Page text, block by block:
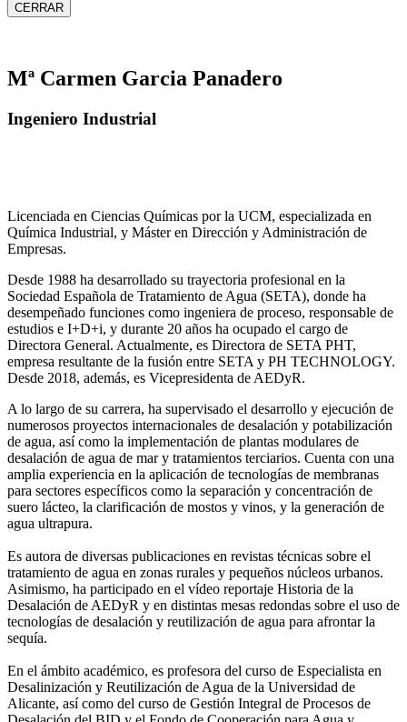
CERRAR
Mª Carmen Garcia Panadero
Ingeniero Industrial
Licenciada en Ciencias Químicas por la UCM, especializada en
Química Industrial, y Máster en Dirección y Administración de
Empresas.
Desde 1988 ha desarrollado su trayectoria profesional en la
Sociedad Española de Tratamiento de Agua (SETA), donde ha
desempeñado funciones como ingeniera de proceso, responsable de
estudios e I+D+i, y durante 20 años ha ocupado el cargo de
Directora General. Actualmente, es Directora de SETA PHT,
empresa resultante de la fusión entre SETA y PH TECHNOLOGY.
Desde 2018, además, es Vicepresidenta de AEDyR.
A lo largo de su carrera, ha supervisado el desarrollo y ejecución de
numerosos proyectos internacionales de desalación y potabilización
de agua, así como la implementación de plantas modulares de
desalación de agua de mar y tratamientos terciarios. Cuenta con una
amplia experiencia en la aplicación de tecnologías de membranas
para sectores específicos como la separación y concentración de
suero lácteo, la clarificación de mostos y vinos, y la generación de
agua ultrapura.
Es autora de diversas publicaciones en revistas técnicas sobre el
tratamiento de agua en zonas rurales y pequeños núcleos urbanos.
Asimismo, ha participado en el vídeo reportaje Historia de la
Desalación de AEDyR y en distintas mesas redondas sobre el uso de
tecnologías de desalación y reutilización de agua para afrontar la
sequía.
En el ámbito académico, es profesora del curso de Especialista en
Desalinización y Reutilización de Agua de la Universidad de
Alicante, así como del curso de Gestión Integral de Procesos de